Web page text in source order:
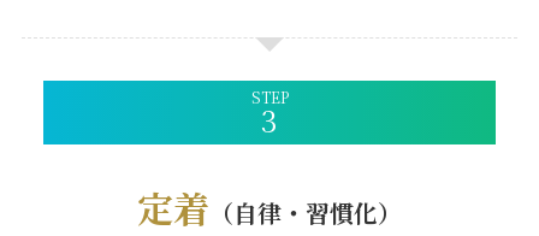
STEP
定着 （自律・習慣化）